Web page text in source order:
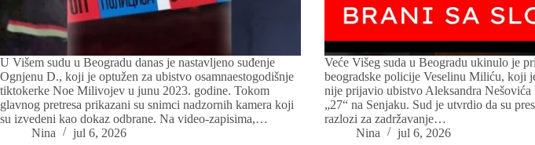
U Višem sudu u Beogradu danas je nastavljeno suđenje
Ognjenu D., koji je optužen za ubistvo osamnaestogodišnje
tiktokerke Noe Milivojev u junu 2023. godine. Tokom
glavnog pretresa prikazani su snimci nadzornih kamera koji
su izvedeni kao dokaz odbrane. Na video-zapisima,…
Nina
jul 6, 2026
Veće Višeg suda u Beogradu ukinulo je
beogradske policije Veselinu Miliću, koji
nije prijavio ubistvo Aleksandra Nešovića
„27“ na Senjaku. Sud je utvrdio da su
razlozi za zadržavanje…
Nina
jul 6, 2026